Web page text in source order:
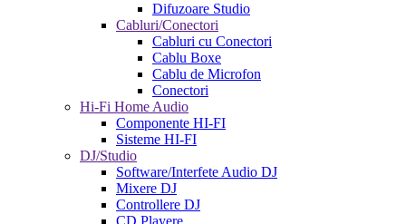
Difuzoare Studio
Cabluri/Conectori
Cabluri cu Conectori
Cablu Boxe
Cablu de Microfon
Conectori
Hi-Fi Home Audio
Componente HI-FI
Sisteme HI-FI
DJ/Studio
Software/Interfete Audio DJ
Mixere DJ
Controllere DJ
CD Playere